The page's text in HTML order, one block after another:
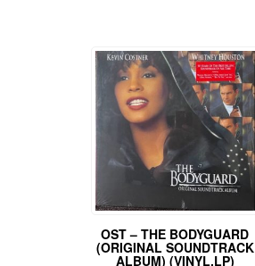
OST – THE BODYGUARD
(ORIGINAL SOUNDTRACK
ALBUM) (VINYL,LP)